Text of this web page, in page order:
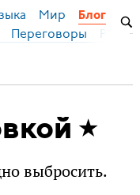
Мир Блог
Переговоры
выбросить.